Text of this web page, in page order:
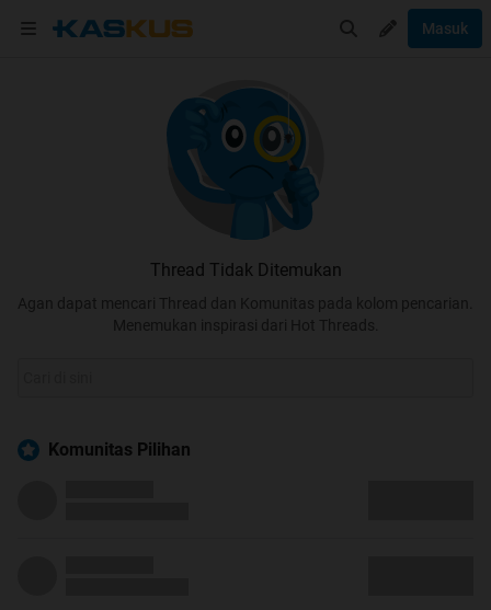
Masuk
Thread Tidak Ditemukan
Agan dapat mencari Thread dan Komunitas pada kolom pencarian.
Menemukan inspirasi dari Hot Threads.
Komunitas Pilihan